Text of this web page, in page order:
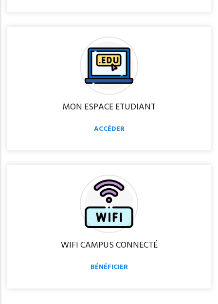
MON ESPACE ETUDIANT
ACCÉDER
WIFI CAMPUS CONNECTÉ
BÉNÉFICIER